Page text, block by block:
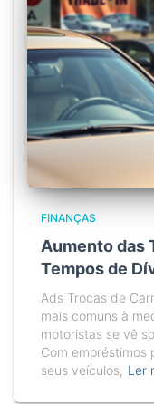
FINANÇAS
Aumento das
Tempos de
Ads Trocas de
mais comuns à
motoristas se vê
Com empréstimos
seus veículos, Ler